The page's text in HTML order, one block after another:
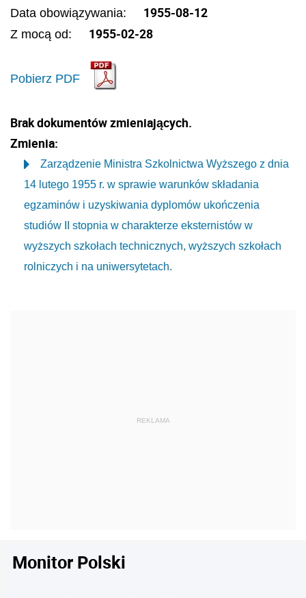
Data obowiązywania: 1955-08-12
Z mocą od: 1955-02-28
Pobierz PDF
Brak dokumentów zmieniających.
Zmienia:
Zarządzenie Ministra Szkolnictwa Wyższego z dnia
14 lutego 1955 r. w sprawie warunków składania
egzaminów i uzyskiwania dyplomów ukończenia
studiów II stopnia w charakterze eksternistów w
wyższych szkołach technicznych, wyższych szkołach
rolniczych i na uniwersytetach.
Monitor Polski